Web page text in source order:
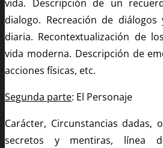
vida. Descripción de un
dialogo. Recreación de
diaria. Recontextualización de
vida moderna. Descripción de
acciones físicas, etc.
Segunda parte: El Personaje
Carácter, Circunstancias dadas,
secretos y mentiras, línea